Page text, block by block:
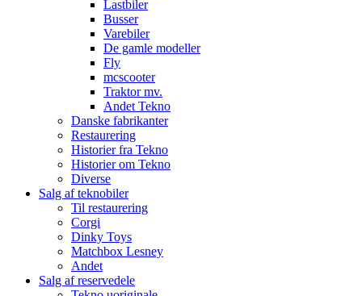
Lastbiler
Busser
Varebiler
De gamle modeller
Fly
mcscooter
Traktor mv.
Andet Tekno
Danske fabrikanter
Restaurering
Historier fra Tekno
Historier om Tekno
Diverse
Salg af teknobiler
Til restaurering
Corgi
Dinky Toys
Matchbox Lesney
Andet
Salg af reservedele